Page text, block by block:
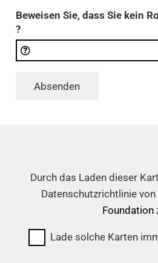
Beweisen Sie, dass Sie kein
?
Absenden
Durch das Laden dieser
Datenschutzrichtlinie von
Foundation
Lade solche Karten